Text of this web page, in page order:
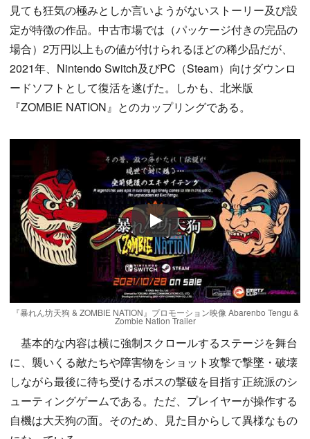
見ても狂気の極みとしか言いようがないストーリー及び設
定が特徴の作品。中古市場では（パッケージ付きの完品の
場合）2万円以上もの値が付けられるほどの稀少品だが、
2021年、Nintendo Switch及びPC（Steam）向けダウンロ
ードソフトとして復活を遂げた。しかも、北米版
『ZOMBIE NATION』とのカップリングである。
Play
『暴れん坊天狗 & ZOMBIE NATION』プロモーション映像 Abarenbo Tengu &
Zombie Nation Trailer
基本的な内容は横に強制スクロールするステージを舞台
に、襲いくる敵たちや障害物をショット攻撃で撃墜・破壊
しながら最後に待ち受けるボスの撃破を目指す正統派のシ
ューティングゲームである。ただ、プレイヤーが操作する
自機は大天狗の面。そのため、見た目からして異様なもの